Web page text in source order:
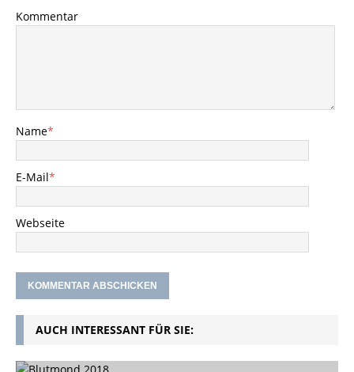
Kommentar
Name*
E-Mail*
Webseite
AUCH INTERESSANT FÜR SIE: